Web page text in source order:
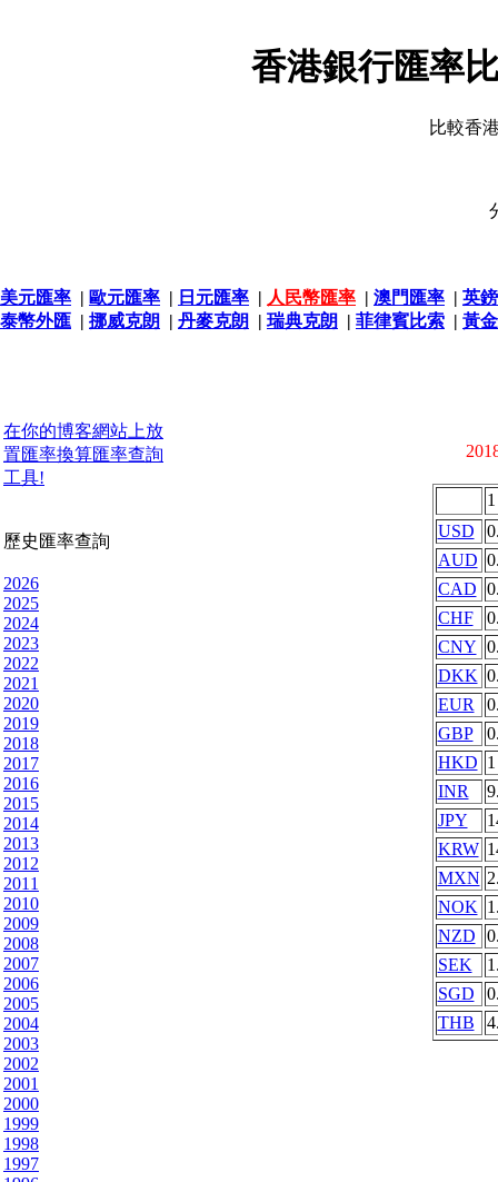
香港銀行匯率
比較香
美元匯率 | 歐元匯率 | 日元匯率 | 人民幣匯率 | 澳門匯率 | 英
泰幣外匯 | 挪威克朗 | 丹麥克朗 | 瑞典克朗 | 菲律賓比索 | 黃
在你的博客網站上放
置匯率換算匯率查詢
工具!
歷史匯率查詢
2026
2025
2024
2023
2022
2021
2020
2019
2018
2017
2016
2015
2014
2013
2012
2011
2010
2009
2008
2007
2006
2005
2004
2003
2002
2001
2000
1999
1998
1997
USD
AUD
CAD
CHF
CNY
DKK
EUR
GBP
HKD 1
INR
JPY
KRW
MXN
NOK
NZD
SEK
SGD
THB